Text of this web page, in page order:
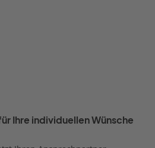
Ihre individuellen Wünsche